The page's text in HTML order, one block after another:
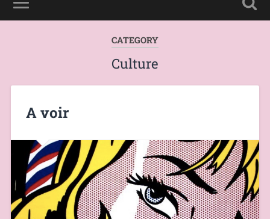
CATEGORY
Culture
A voir